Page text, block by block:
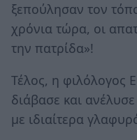
ξεπούλησαν τον
χρόνια τώρα, οι
την πατρίδα»!
Τέλος, η φιλόλογος
διάβασε και
με ιδιαίτερα